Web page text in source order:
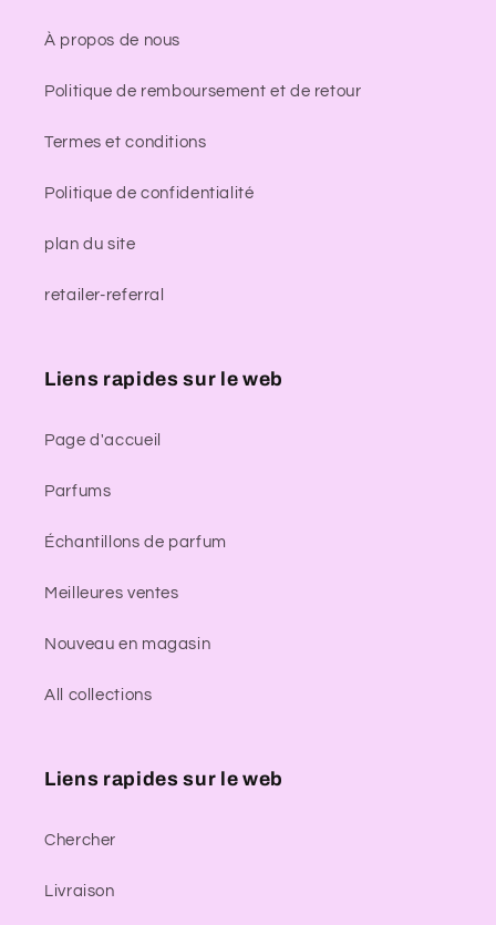
À propos de nous
Politique de remboursement et de retour
Termes et conditions
Politique de confidentialité
plan du site
retailer-referral
Liens rapides sur le web
Page d'accueil
Parfums
Échantillons de parfum
Meilleures ventes
Nouveau en magasin
All collections
Liens rapides sur le web
Chercher
Livraison